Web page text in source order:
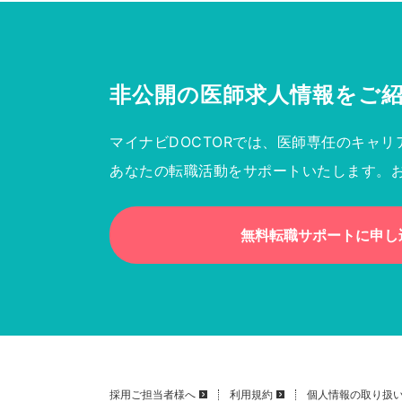
非公開の医師求人情報をご
マイナビDOCTORでは、医師専任のキャリ
あなたの転職活動をサポートいたします。
無料転職サポートに申し
採用ご担当者様へ 利用規約 個人情報の取り扱